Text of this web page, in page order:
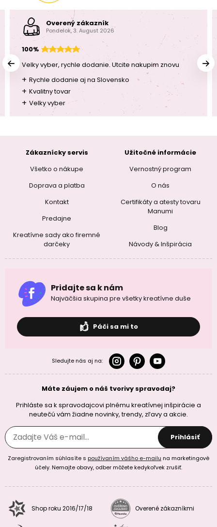
Overený zákazník
Pondelok, 3. August 2026
100%
Velky vyber, rychle dodanie. Utcite nakupim znovu
+ Rychle dodanie aj na Slovensko
+ Kvalitny tovar
+ Velky vyber
Zákaznícky servis
Všetko o nákupe
Doprava a platba
Kontakt
Predajne
Kreatívne sady ako firemné
darčeky
Užitočné informácie
Vernostný program
O nás
Certifikáty a atesty tovaru
Manumi
Blog
Návody & Inšpirácia
Pridajte sa k nám
Najväčšia skupina pre všetky kreatívne duše
Páči sa mi to
Sledujte nás aj na:
Máte záujem o náš tvorivy spravodaj?
Prihláste sa k spravodajcovi plnému kreatívnej inšpirácie a
neutečú vám žiadne novinky, trendy, zľavy a akcie.
Prihlásiť
Zaregistrovaním súhlasíte s používaním vášho e-mailu na marketingové
účely. Nemajte obavy, odber môžete kedykoľvek zrušiť.
Shop roku 2016/17/18 Overené zákazníkmi